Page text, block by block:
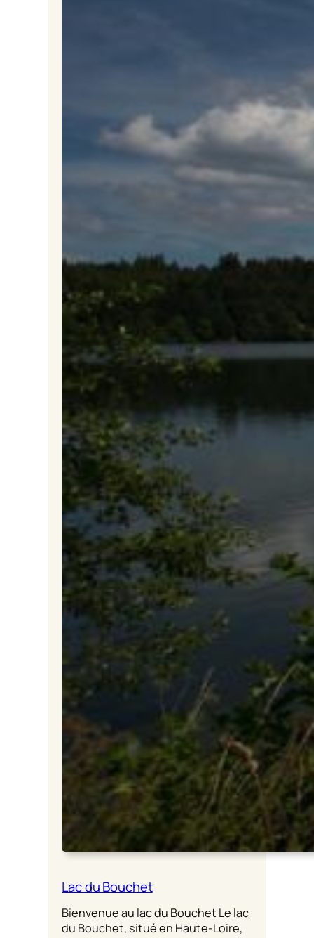
Lac du Bouchet
Bienvenue au lac du Bouchet Le lac
du Bouchet, situé en Haute-Loire,